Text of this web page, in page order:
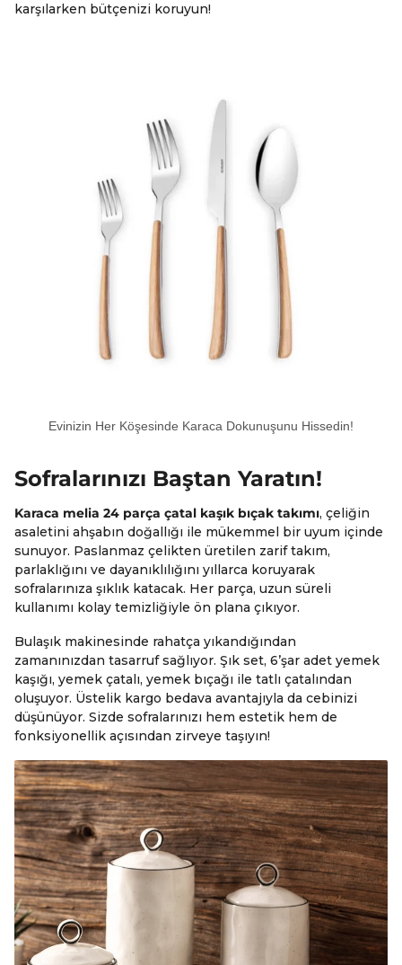
karşılarken bütçenizi koruyun!
Evinizin Her Köşesinde Karaca Dokunuşunu Hissedin!
Sofralarınızı Baştan Yaratın!
Karaca melia 24 parça çatal kaşık bıçak takımı, çeliğin
asaletini ahşabın doğallığı ile mükemmel bir uyum içinde
sunuyor. Paslanmaz çelikten üretilen zarif takım,
parlaklığını ve dayanıklılığını yıllarca koruyarak
sofralarınıza şıklık katacak. Her parça, uzun süreli
kullanımı kolay temizliğiyle ön plana çıkıyor.
Bulaşık makinesinde rahatça yıkandığından
zamanınızdan tasarruf sağlıyor. Şık set, 6’şar adet yemek
kaşığı, yemek çatalı, yemek bıçağı ile tatlı çatalından
oluşuyor. Üstelik kargo bedava avantajıyla da cebinizi
düşünüyor. Sizde sofralarınızı hem estetik hem de
fonksiyonellik açısından zirveye taşıyın!